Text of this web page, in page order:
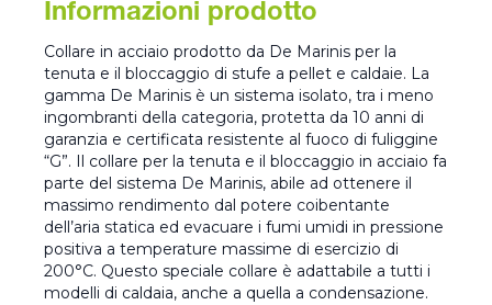
Informazioni prodotto
Collare in acciaio prodotto da De Marinis per la
tenuta e il bloccaggio di stufe a pellet e caldaie. La
gamma De Marinis è un sistema isolato, tra i meno
ingombranti della categoria, protetta da 10 anni di
garanzia e certificata resistente al fuoco di fuliggine
“G”. Il collare per la tenuta e il bloccaggio in acciaio fa
parte del sistema De Marinis, abile ad ottenere il
massimo rendimento dal potere coibentante
dell’aria statica ed evacuare i fumi umidi in pressione
positiva a temperature massime di esercizio di
200°C. Questo speciale collare è adattabile a tutti i
modelli di caldaia, anche a quella a condensazione.